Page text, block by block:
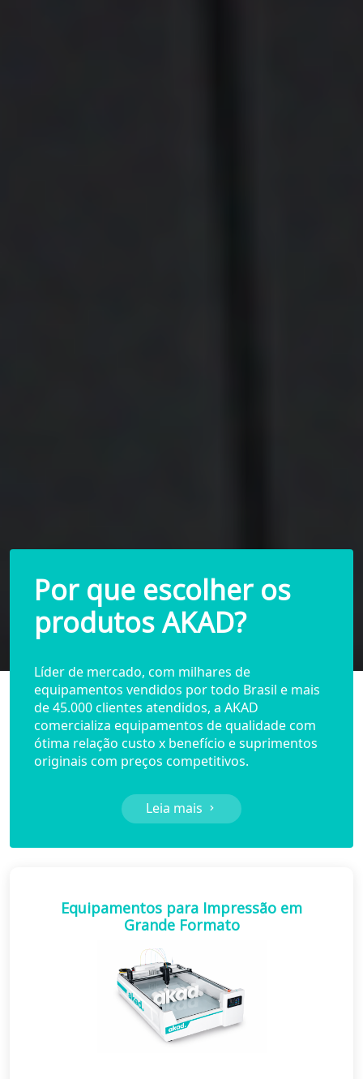
Por que escolher os
produtos AKAD?
Líder de mercado, com milhares de
equipamentos vendidos por todo Brasil e mais
de 45.000 clientes atendidos, a AKAD
comercializa equipamentos de qualidade com
ótima relação custo x benefício esuprimentos
originais com preços competitivos.
Leia mais
Equipamentos para Impressão em
Grande Formato